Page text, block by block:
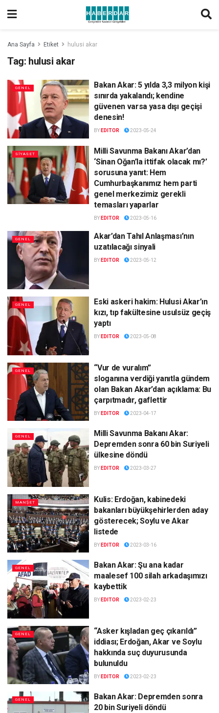
Ana Sayfa Etiket hulusi akar
Tag: hulusi akar
GENEL
Bakan Akar: 5 yılda 3,3 milyon kişi
sınırda yakalandı; kendine
güvenen varsa yasa dışı geçişi
denesin!
BY EDITOR 2023-05-24
SİYASET
Milli Savunma Bakanı Akar’dan
‘Sinan Oğan’la ittifak olacak mı?’
sorusuna yanıt: Hem
Cumhurbaşkanımız hem parti
genel merkezimiz gerekli
temasları yaparlar
BY EDITOR 2023-05-16
GENEL
Akar’dan Tahıl Anlaşması’nın
uzatılacağı sinyali
BY EDITOR 2023-05-12
GENEL
Eski askeri hakim: Hulusi Akar’ın
kızı, tıp fakültesine usulsüz geçiş
yaptı
BY EDITOR 2023-05-08
GENEL
“Vur de vuralım”
sloganına verdiği yanıtla gündem
olan Bakan Akar’dan açıklama: Bu
çarpıtmadır, gaflettir
BY EDITOR 2023-04-17
GENEL
Milli Savunma Bakanı Akar:
Depremden sonra 60 bin Suriyeli
ülkesine döndü
BY EDITOR 2023-03-27
MANŞET
Kulis: Erdoğan, kabinedeki
bakanları büyükşehirlerden aday
gösterecek; Soylu ve Akar
listede
BY EDITOR 2023-03-16
GENEL
Bakan Akar: Şu ana kadar
maalesef 100 silah arkadaşımızı
kaybettik
BY EDITOR 2023-02-23
GENEL
“Asker kışladan geç çıkarıldı”
iddiası; Erdoğan, Akar ve Soylu
hakkında suç duyurusunda
bulunuldu
BY EDITOR 2023-02-23
GENEL
Bakan Akar: Depremden sonra
20 bin Suriyeli döndü